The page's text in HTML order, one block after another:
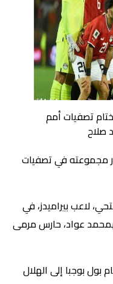
تصفيات أمم
مجموعته في تصفيات
لاعب بيراميدز، في
عواد، حارس مرمى
بول بوجبا إلى الهلال